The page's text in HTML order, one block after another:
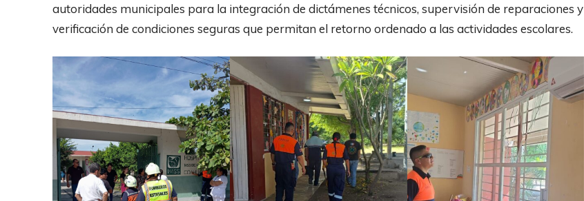
autoridades municipales para la integración de dictámenes técnicos, supervisión de reparaciones y
verificación de condiciones seguras que permitan el retorno ordenado a las actividades escolares.